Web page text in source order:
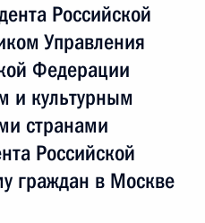
Российской
Управления
Федерации
и культурным
странами
Российской
граждан в Москве